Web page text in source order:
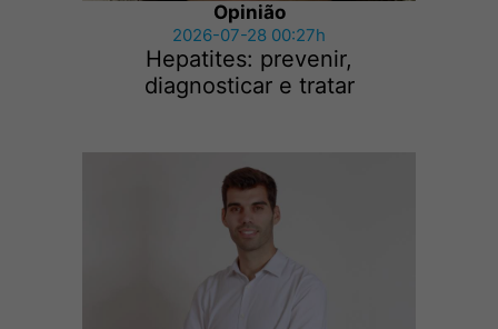
Opinião
2026-07-28 00:27h
Hepatites: prevenir,
diagnosticar e tratar